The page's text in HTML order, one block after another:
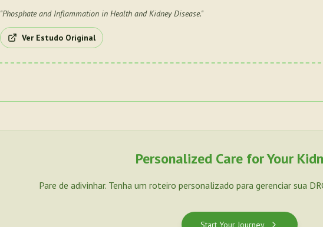
"Phosphate and Inflammation in Health and Kidney Disease."
Ver Estudo Original
Personalized Care for Your
Pare de adivinhar. Tenha um roteiro personalizado para gerenciar sua
Start Your Journey